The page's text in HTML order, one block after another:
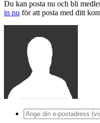
Du kan posta nu och bli
in nu för att posta med ditt